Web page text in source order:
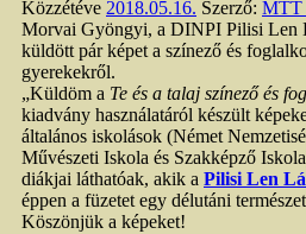
Közzétéve 2018.05.16. Szerző: MTT
Morvai Gyöngyi, a DINPI Pilisi Len
küldött pár képet a színező és
gyerekekről.
„Küldöm a Te és a talaj színező és
kiadvány használatáról készült
általános iskolások (Német
Művészeti Iskola és Szakképző
diákjai láthatóak, akik a Pilisi Len
éppen a füzetet egy délutáni
Köszönjük a képeket!